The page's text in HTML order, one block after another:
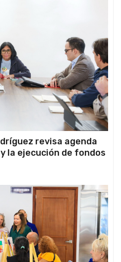
revisa agenda
la ejecución de fondos